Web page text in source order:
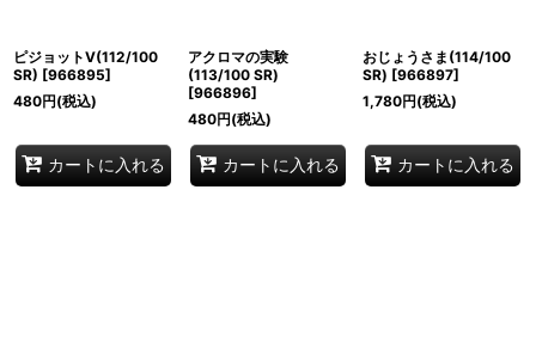
ピジョットV(112/100
SR) [966895]
480円(税込)
カートに入れる
アクロマの実験
(113/100 SR)
[966896]
480円(税込)
カートに入れる
おじょうさま(114/100
SR) [966897]
1,780円(税込)
カートに入れる